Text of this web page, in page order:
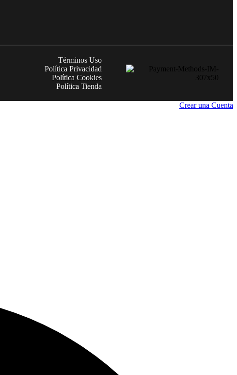
Términos Uso
Política Privacidad
Política Cookies
Política Tienda
Crear una Cuenta